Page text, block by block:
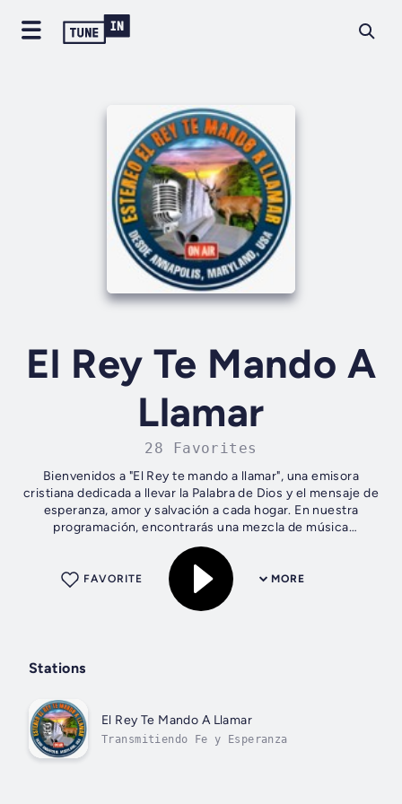
El Rey Te Mando A
Llamar
28 Favorites
Bienvenidos a "El Rey te mando a llamar", una emisora
cristiana dedicada a llevar la Palabra de Dios y el mensaje de
esperanza, amor y salvación a cada hogar. En nuestra
programación, encontrarás una mezcla de música
inspiradora, enseñanzas bíblicas...
MORE
FAVORITE
Stations
El Rey Te Mando A Llamar
Transmitiendo Fe y Esperanza